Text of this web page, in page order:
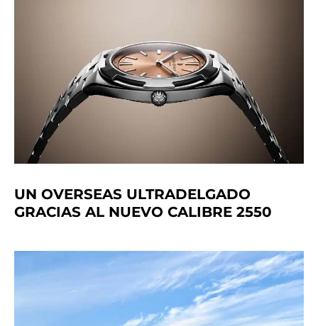
UN OVERSEAS ULTRADELGADO
GRACIAS AL NUEVO CALIBRE 2550